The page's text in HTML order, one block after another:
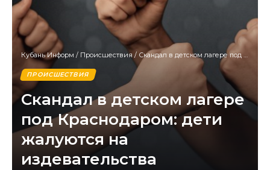
Кубань Информ / Происшествия / Скандал в детском лагере под Краснодаром: дети жалуются на издевательства
ПРОИСШЕСТВИЯ
Скандал в детском лагере
под Краснодаром: дети
жалуются на
издевательства